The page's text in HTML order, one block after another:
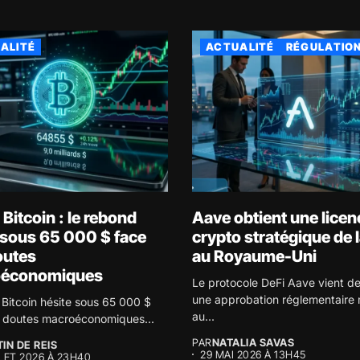
: le rebond
65 000 $ face
hésite sous 65 000 $
macroéconomiques...
DE REIS
2026 À 23H40
ACTUALITÉ
Aave obtient une
crypto stratégique de
au Royaume-Uni
Le protocole DeFi Aave vient
une approbation réglementaire
au...
PARNATALIA SAVAS
29 MAI 2026 À 13H45